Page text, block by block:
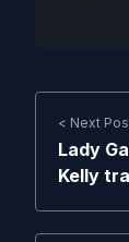
< Next
Lady
Kelly